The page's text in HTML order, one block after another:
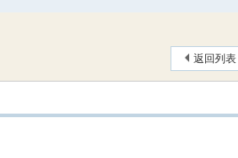
返回列表